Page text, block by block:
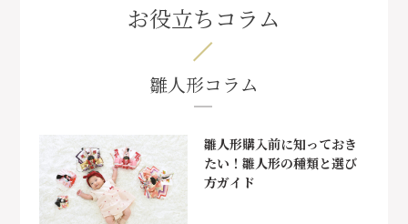
お役立ちコラム
雛人形コラム
雛人形購入前に知っておき
たい！雛人形の種類と選び
方ガイド